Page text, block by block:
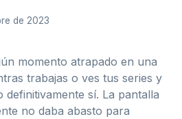
de 2023
momento atrapado en una
trabajas o ves tus series y
definitivamente sí. La pantalla
no daba abasto para